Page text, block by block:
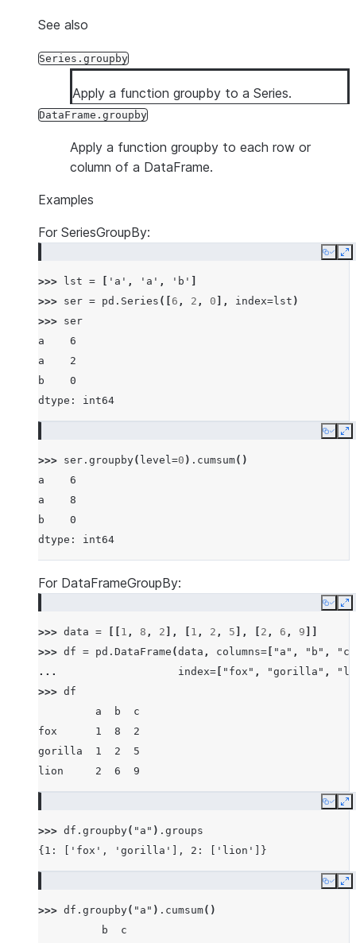
See also
Series.groupby
Apply a function groupby to a Series.
DataFrame.groupby
Apply a function groupby to each row or
column of a DataFrame.
Examples
For SeriesGroupBy:
Copy
>>> lst = 'a' , 'a' , 'b'
>>> ser = pd . Series ([ 6 , 2 , 0 ], index=lst )
>>> ser
a    6
a    2
b    0
dtype: int64
Copy
>>> ser . groupby( level=0 ) . cumsum()
a    6
a    8
b    0
dtype: int64
For DataFrameGroupBy:
Copy
>>> data = 1 , 8 , 2 ], 1 , 2 , 5 ], 2 , 6 , 9
>>> df = pd . DataFrame (data , columns= "a" , "b" ,
"c"
...
index= "fox" , "gorilla" ,
>>> df
         a  b  c
fox      1  8  2
gorilla  1  2  5
lion     2  6  9
Copy
>>> df . groupby( "a" ) . groups
{1: ['fox', 'gorilla'], 2: ['lion']}
Copy
>>> df . groupby( "a" ) . cumsum()
          b  c